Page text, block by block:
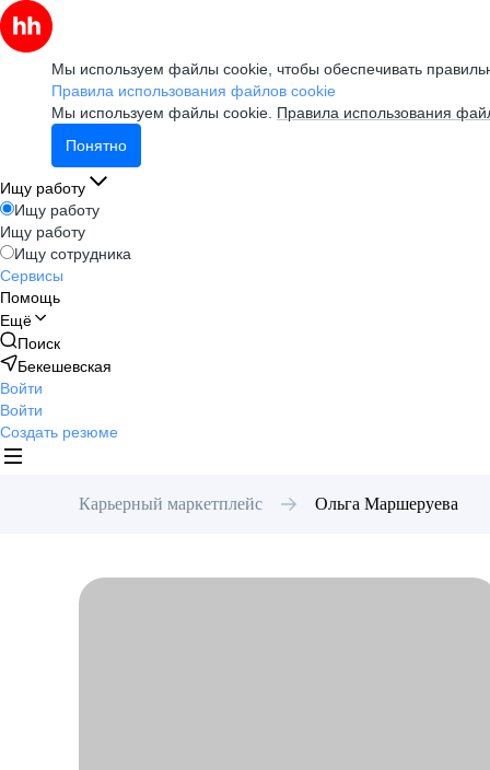
Мы используем файлы cookie, чтобы обеспечивать
Правила использования файлов cookie
Мы используем файлы cookie. Правила использования
Понятно
Ищу работу
Ищу работу
Ищу работу
Ищу сотрудника
Сервисы
Помощь
Ещё
Поиск
Бекешевская
Войти
Войти
Создать резюме
Карьерный маркетплейс Ольга Маршеруева